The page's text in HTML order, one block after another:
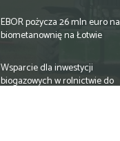
EBOR pożycza 26 mln euro na
biometanownię na Łotwie
Wsparcie dla inwestycji
biogazowych w rolnictwie do